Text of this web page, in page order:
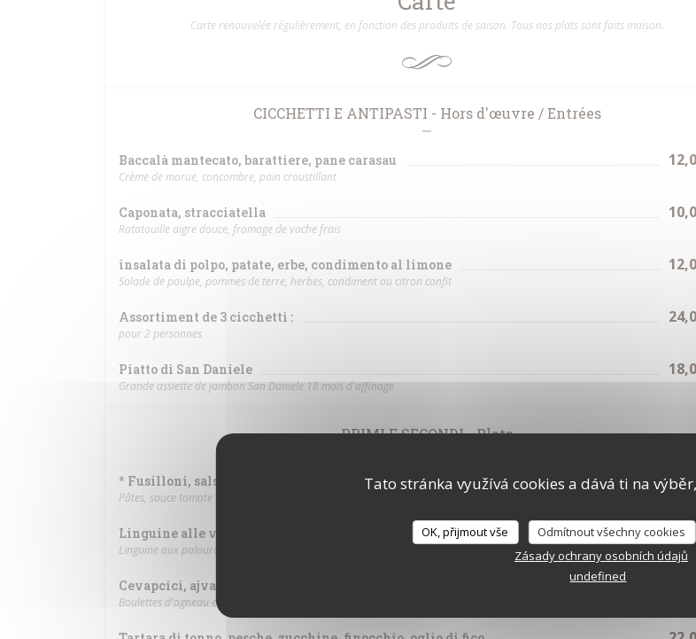
Tato stránka využívá cookies a dává ti na
OK, přijmout vše Odmítnout všechny cookies
Zásady ochrany osobních údajů
undefined
Carte renouvelée régulièrement, en fonction des produits de saison. Tous nos plats sont faits maison.
CICCHETTI E ANTIPASTI - Hors d'œuvre / Entrées
Baccalà mantecato, barattiere, pane carasau
Crème de morue, concombre, pain croustillant
Caponata, stracciatella
Ratatouille aigre douce, fromage de vache frais
insalata di polpo, patate, erbe, condimento al limone
Salade de poulpe, pommes de terre, herbes, condiment au citron confit
Assortiment de 3 cicchetti :
pour 2 personnes
Piatto di San Daniele
Grande assiette de jambon San Daniele 18 mois d'affinage
PRIMI E SECONDI - Plats
* Fusilloni, salsa pomodoro al pimenton, datterini, ricotta affumicata
Pâtes, sauce tomate au paprika fumé, petites tomates, ricotta fumée
Linguine alle vongole
Linguine aux palourdes, légèrement pimenté
Cevapcici, ajvar, zucchine e cipolla rossa
Boulettes d'agneau et bœuf au paprika, sauce aubergines et poivrons, courgettes et oignons rouges